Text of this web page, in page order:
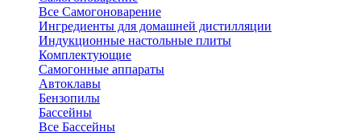
Все Самогоноварение
Ингредиенты для домашней дистилляции
Индукционные настольные плиты
Комплектующие
Самогонные аппараты
Автоклавы
Бензопилы
Бассейны
Все Бассейны